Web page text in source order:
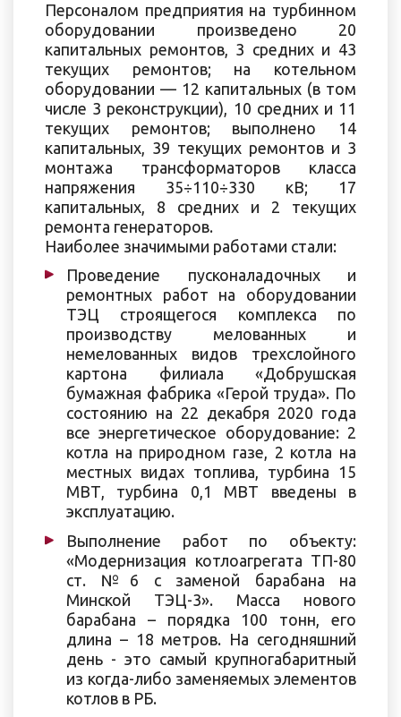
Персоналом предприятия на турбинном
оборудовании произведено 20
капитальных ремонтов, 3 средних и 43
текущих ремонтов; на котельном
оборудовании — 12 капитальных (в том
числе 3 реконструкции), 10 средних и 11
текущих ремонтов; выполнено 14
капитальных, 39 текущих ремонтов и 3
монтажа трансформаторов класса
напряжения 35÷110÷330 кВ; 17
капитальных, 8 средних и 2 текущих
ремонта генераторов.
Наиболее значимыми работами стали:
Проведение пусконаладочных и
ремонтных работ на оборудовании
ТЭЦ строящегося комплекса по
производству мелованных и
немелованных видов трехслойного
картона филиала «Добрушская
бумажная фабрика «Герой труда». По
состоянию на 22 декабря 2020 года
все энергетическое оборудование: 2
котла на природном газе, 2 котла на
местных видах топлива, турбина 15
МВТ, турбина 0,1 МВТ введены в
эксплуатацию.
Выполнение работ по объекту:
«Модернизация котлоагрегата ТП-80
ст. №6 с заменой барабана на
Минской ТЭЦ-3». Масса нового
барабана – порядка 100 тонн, его
длина – 18 метров. На сегодняшний
день - это самый крупногабаритный
из когда-либо заменяемых элементов
котлов в РБ.